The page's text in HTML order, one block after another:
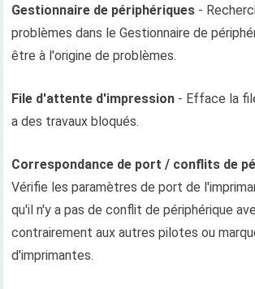
Gestionnaire de périphériques -
problèmes dans le Gestionnaire de
être à l'origine de problèmes.
File d'attente d'impression - Efface la
a des travaux bloqués.
Correspondance de port / conflits de
Vérifie les paramètres de port de
qu'il n'y a pas de conflit de périphérique
contrairement aux autres pilotes ou
d'imprimantes.